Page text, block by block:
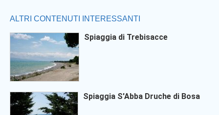
ALTRI CONTENUTI INTERESSANTI
Spiaggia di Trebisacce
Spiaggia S'Abba Druche di Bosa